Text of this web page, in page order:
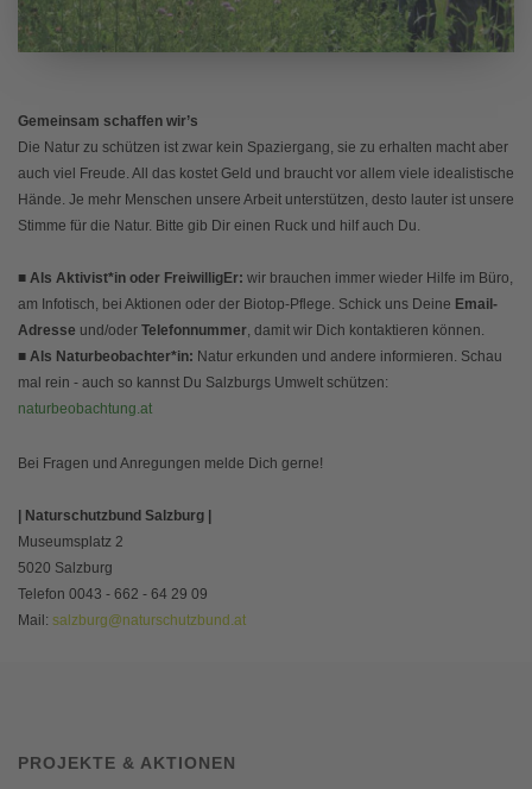
Gemeinsam schaffen wir’s
Die Natur zu schützen ist zwar kein Spaziergang, sie zu erhalten macht aber
auch viel Freude. All das kostet Geld und braucht vor allem viele idealistische
Hände. Je mehr Menschen unsere Arbeit unterstützen, desto lauter ist unsere
Stimme für die Natur. Bitte gib Dir einen Ruck und hilf auch Du.
■ Als Aktivist*in oder FreiwilligEr: wir brauchen immer wieder Hilfe im Büro,
am Infotisch, bei Aktionen oder der Biotop-Pflege. Schick uns Deine Email-
Adresse und/oder Telefonnummer, damit wir Dich kontaktieren können.
■ Als Naturbeobachter*in: Natur erkunden und andere informieren. Schau
mal rein - auch so kannst Du Salzburgs Umwelt schützen:
naturbeobachtung.at
Bei Fragen und Anregungen melde Dich gerne!
| Naturschutzbund Salzburg |
Museumsplatz 2
5020 Salzburg
Telefon 0043 - 662 - 64 29 09
Mail: salzburg@naturschutzbund.at
PROJEKTE & AKTIONEN